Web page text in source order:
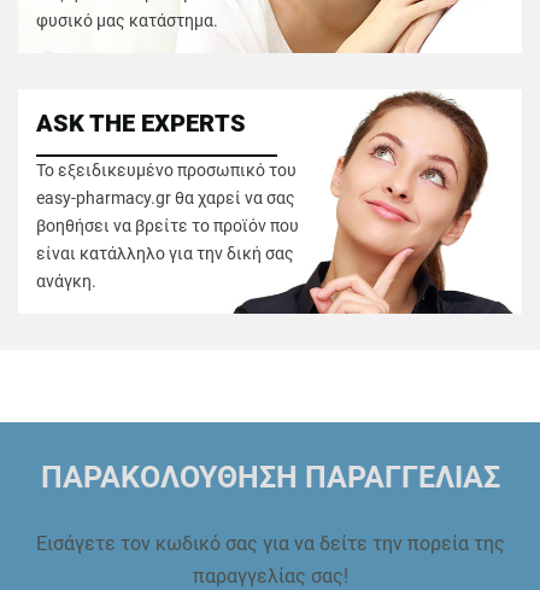
φυσικό μας κατάστημα.
ASK THE EXPERTS
Το εξειδικευμένο προσωπικό του
easy-pharmacy.gr θα χαρεί να σας
βοηθήσει να βρείτε το προϊόν που
είναι κατάλληλο για την δική σας
ανάγκη.
ΠΑΡΑΚΟΛΟΥΘΗΣΗ ΠΑΡΑΓΓΕΛΙΑΣ
Εισάγετε τον κωδικό σας για να δείτε την πορεία της
παραγγελίας σας!